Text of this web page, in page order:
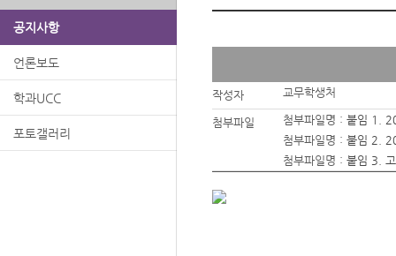
공지사항
언론보도
학과UCC
포토갤러리
작성자 교무학생처
첨부파일 첨부파일명 : 붙임 1.
첨부파일명 : 붙임 2.
첨부파일명 : 붙임 3.